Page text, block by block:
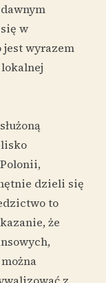
w
wyrazem
dzieli się
to
że